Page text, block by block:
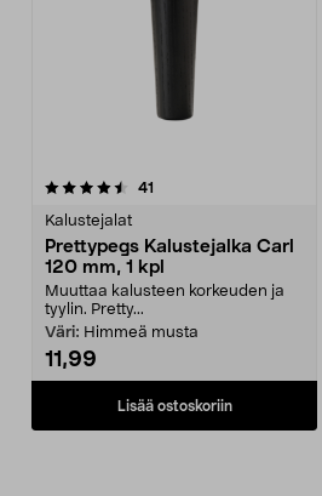
41
Kalustejalat
Prettypegs Kalustejalka Carl
120 mm, 1 kpl
Muuttaa kalusteen korkeuden ja
tyylin. Pretty...
Väri: Himmeä musta
11,99
Lisää ostoskoriin